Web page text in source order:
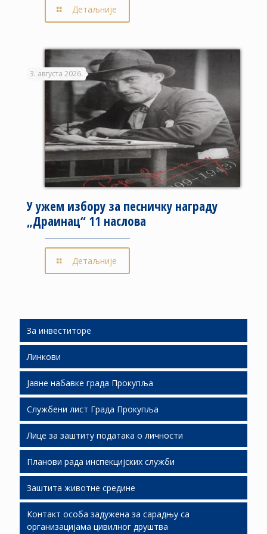
Детаљније
3. августа 2026.
У ужем избору за песничку награду
„Драинац“ 11 наслова
Детаљније
За инвеститоре
Људски ресурси
Подршка инвестиционим улагањима
Слободне локације
Економски развој
Јавно партнерство
Линкови
Јавне набавке града Прокупља
Јавне набавке 2026
Јавне набавке 2025
Јавне набавке 2024
Јавне набавке 2023
Јавне набавке 2022
Службени лист Града Прокупља
СЛГП 2026
СЛГП 2025
СЛГП 2024
СЛГП 2023
Лице за заштиту података о личности
Планови рада инспекцијских служби
Планови рада И.С. за 2019.
Заштита животне средине
Стање животне средине ( мониторинг)
Контакт особа задужена за сарадњу са
организацијама цивилног друштва